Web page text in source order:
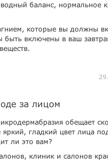
баланс, нормальное
которые вы должны
включены в ваш
за лицом
обещает
гладкий цвет лица
ли это вам?
клиник и салонов